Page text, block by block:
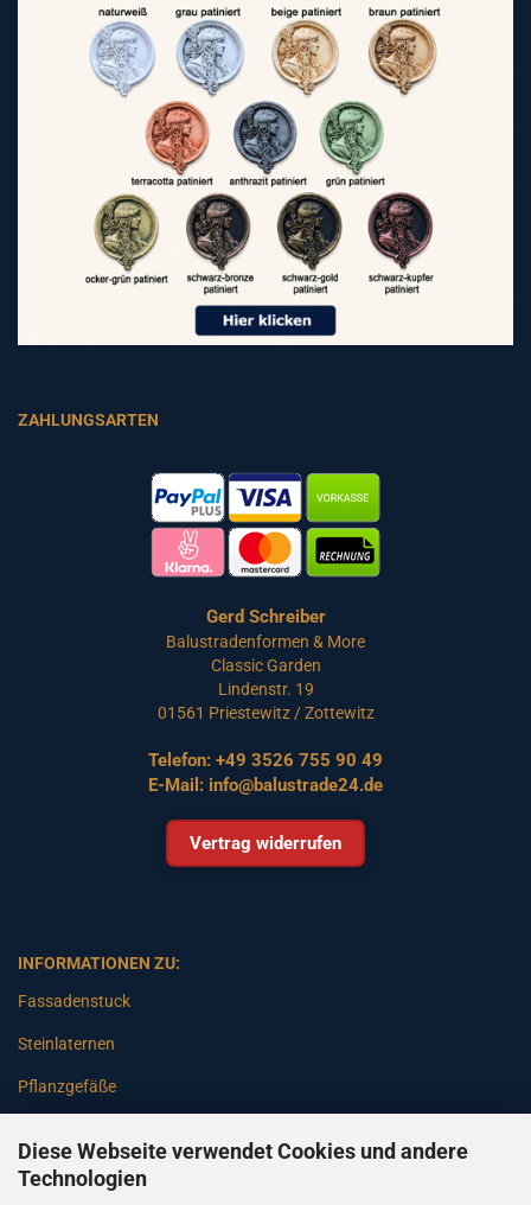
Diese Webseite verwendet Cookies und andere
Technologien
ZAHLUNGSARTEN
Gerd Schreiber
Balustradenformen & More
Classic Garden
Lindenstr. 19
01561 Priestewitz / Zottewitz
Telefon: +49 3526 755 90 49
E-Mail: info@balustrade24.de
Vertrag widerrufen
INFORMATIONEN ZU:
Fassadenstuck
Steinlaternen
Pflanzgefäße
Gartenbänke